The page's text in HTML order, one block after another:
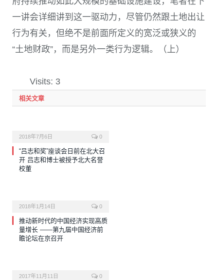
一讲会详细讲到这一驱动力，尽管仍然跟土地出让
行为有关，但绝不是前面所定义的宽泛或狭义的
“土地财政”，而是另外一类行为逻辑。（上）
Visits: 3
相关文章
2018年7月6日 0
“吕志和奖”座谈会日前在北大召
开 吕志和博士被授予北大名誉
校董
2018年1月14日 0
推动新时代的中国经济实现高质
量增长 ——第九届中国经济前
瞻论坛在京召开
2017年11月11日 0